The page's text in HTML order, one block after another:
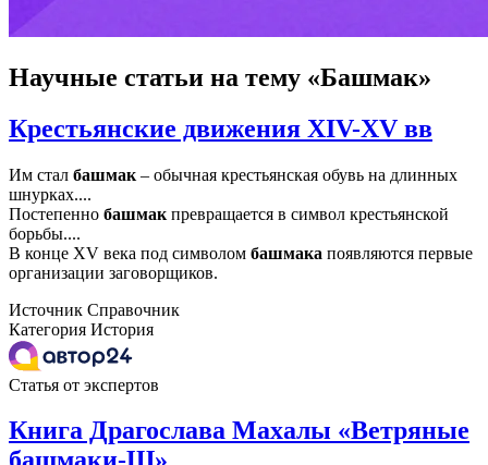
Научные статьи на тему «Башмак»
Крестьянские движения XIV-XV вв
Им стал башмак – обычная крестьянская обувь на длинных
шнурках....
Постепенно башмак превращается в символ крестьянской
борьбы....
В конце XV века под символом башмака появляются первые
организации заговорщиков.
Источник Справочник
Категория История
Статья от экспертов
Книга Драгослава Махалы «Ветряные